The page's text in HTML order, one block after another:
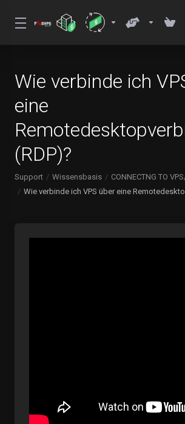
Wie verbinde ich
eine
(RDP)?
Support Wissensbasis
CONNECTNG TO
Wie verbinde ich VPS über eine